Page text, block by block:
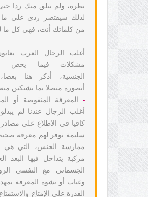
نظره، ولم نتلق منك ردا
لذلك سيقتصر ردي على ما
من كلماتك أنت، فهي كل ما
أغلب الرجال العرب
مشكلات فيما يخص
الجنسية، أذكر هنا
أتصوره متصلا بما تشتكين
- المعرفة المنقوصة أو
أغلب الرجال عندنا لم
كافيا في الاطلاع على
سليمة توفر لهم معرفة
ممارسة الجنس، التي هي
مركبة يتداخل فيها البعد
الجسماني مع النفسي
وغياب أو تشوه المعرفة
القدرة على الإمتاع